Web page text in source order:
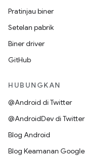
Pratinjau biner
Setelan pabrik
Biner driver
GitHub
HUBUNGKAN
@Android di Twitter
@AndroidDev di Twitter
Blog Android
Blog Keamanan Google